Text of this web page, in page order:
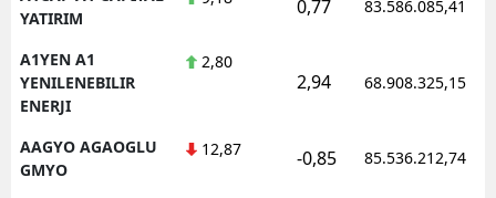
YATIRIM
0,77 83.586.085,41
A1YEN A1
YENILENEBILIR
ENERJI
2,80
2,94 68.908.325,15
AAGYO AGAOGLU
GMYO
12,87 -0,85 85.536.212,74